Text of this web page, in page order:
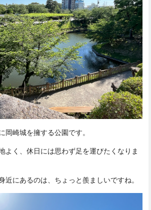
崎城を擁する公園です。
よく、休日には思わず足を運びたくなりま
近にあるのは、ちょっと羨ましいですね。